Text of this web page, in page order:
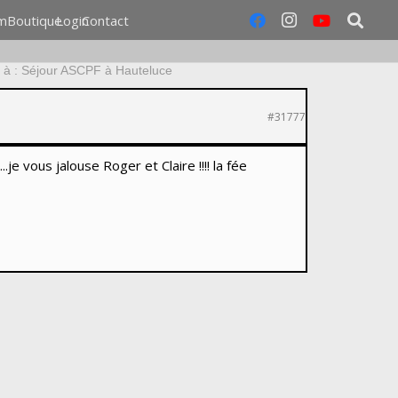
BoutiqueLoginContact
: Séjour ASCPF à Hauteluce
#31777
vous jalouse Roger et Claire !!!! la fée